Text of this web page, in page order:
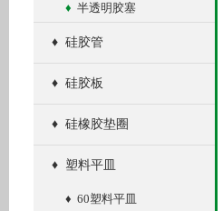
♦ 半透明胶塞
♦ 硅胶管
♦ 硅胶板
♦ 硅橡胶垫圈
♦ 塑料平皿
♦ 60塑料平皿